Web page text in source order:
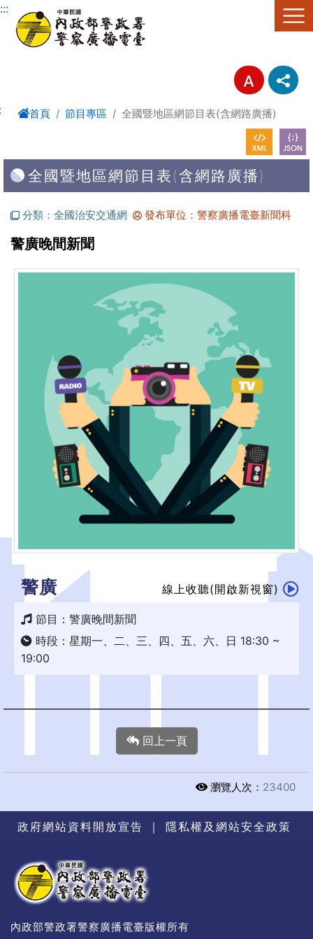
進入內容區塊
:::
首頁 節目專區 全國暨地區網節目表(含網路廣播)
全國暨地區網節目表(含網路廣播)
分類：全國治安交通網 發布單位：警察廣播電臺新聞科
警廣晚間新聞
警廣 線上收聽(開啟新視窗)
節目：警廣晚間新聞
時段：星期一、二、三、四、五、六、日 18:30 ~
19:00
回上一頁
瀏覽人次： 23400
政府網站資料開放宣告 ｜ 隱私權及網站安全政策
內政部警政署警察廣播電臺版權所有